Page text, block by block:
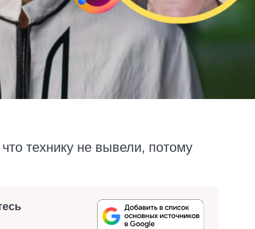
технику не вывели, потому